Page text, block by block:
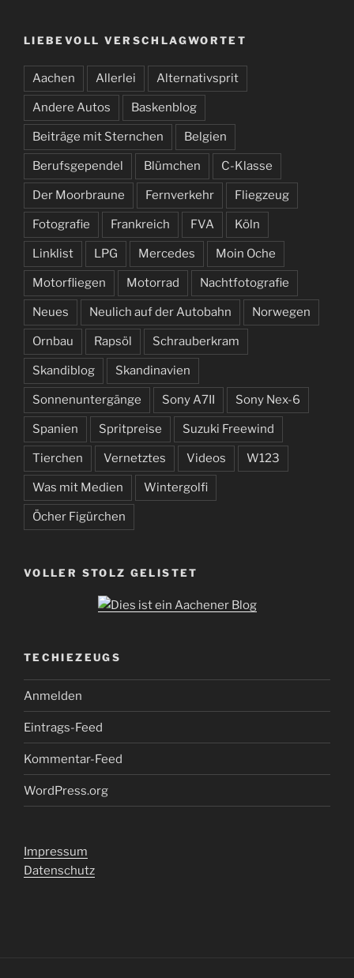
LIEBEVOLL VERSCHLAGWORTET
Aachen Allerlei Alternativsprit
Andere Autos Baskenblog
Beiträge mit Sternchen Belgien
Berufsgependel Blümchen C-Klasse
Der Moorbraune Fernverkehr Fliegzeug
Fotografie Frankreich FVA Köln
Linklist LPG Mercedes Moin Oche
Motorfliegen Motorrad Nachtfotografie
Neues Neulich auf der Autobahn Norwegen
Ornbau Rapsöl Schrauberkram
Skandiblog Skandinavien
Sonnenuntergänge Sony A7II Sony Nex-6
Spanien Spritpreise Suzuki Freewind
Tierchen Vernetztes Videos W123
Was mit Medien Wintergolfi
Öcher Figürchen
VOLLER STOLZ GELISTET
TECHIEZEUGS
Anmelden
Eintrags-Feed
Kommentar-Feed
WordPress.org
Impressum
Datenschutz